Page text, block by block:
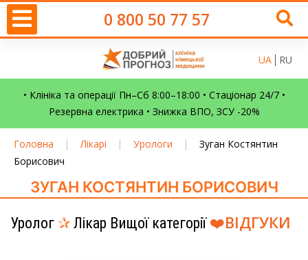
0 800 50 77 57
UA RU
• Клініка та операції Пн–Сб 8:00–18:00 • Стаціонар 24/7 •
Резервна електрика • Знижка ВПО, ЗСУ -20%
Головна | Лікарі | Урологи |
Зуган Костянтин
Борисович
ЗУГАН КОСТЯНТИН БОРИСОВИЧ
Уролог ✰ Лікар Вищої категорії ❤️ВІДГУКИ